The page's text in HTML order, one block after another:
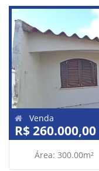
Venda
R$ 260.000,00
Área: 300.00m²